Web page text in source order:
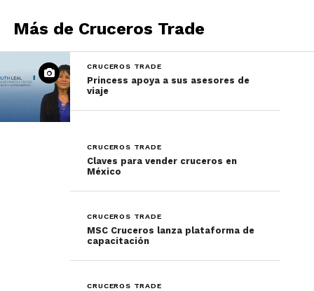
Más de Cruceros Trade
CRUCEROS TRADE
Princess apoya a sus asesores de
viaje
CRUCEROS TRADE
Claves para vender cruceros en
México
CRUCEROS TRADE
MSC Cruceros lanza plataforma de
capacitación
CRUCEROS TRADE